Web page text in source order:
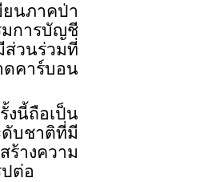
นภาคป่า
มการบัญชี
ส่วนร่วมที่
ดคาร์บอน
งนี้ถือเป็น
ดับชาติที่มี
างความ
ต่อ